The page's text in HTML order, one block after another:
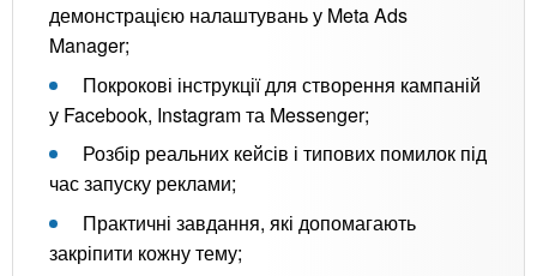
демонстрацією налаштувань у Meta Ads
Manager;
Покрокові інструкції для створення кампаній
у Facebook, Instagram та Messenger;
Розбір реальних кейсів і типових помилок під
час запуску реклами;
Практичні завдання, які допомагають
закріпити кожну тему;